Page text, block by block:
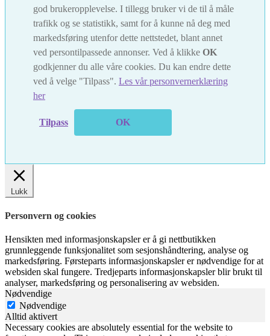
god brukeropplevelse. I tillegg bruker vi de til å måle
trafikk og se statistikk, samt for å kunne nå deg med
markedsføring utenfor dette nettstedet, blant annet
ved persontilpassede annonser. Ved å klikke OK
godkjenner du alle våre cookies. Du kan endre dette
ved å velge "Tilpass". Les vår personvernerklæring
her
Tilpass OK
Lukk
Personvern og cookies
Hensikten med informasjonskapsler er å gi nettbutikken
grunnleggende funksjonalitet som sesjonshåndtering, analyse og
markedsføring. Førsteparts informasjonskapsler er nødvendige for at
websiden skal fungere. Tredjeparts informasjonskapsler blir brukt til
analyser, markedsføring og personalisering av websiden.
Nødvendige
Nødvendige
Alltid aktivert
Necessary cookies are absolutely essential for the website to